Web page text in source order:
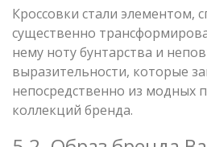
Кроссовки стали элементом,
существенно
нему ноту бунтарства и
выразительности, которые
непосредственно из модных
коллекций бренда.